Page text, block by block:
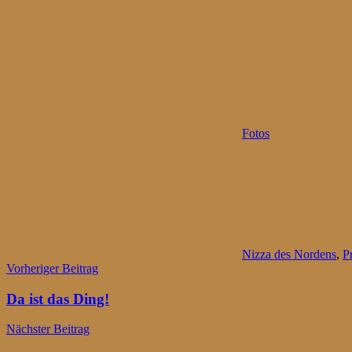
Fotos
Nizza des Nordens,
Beitragsnavigation
Vorheriger Beitrag
Da ist das Ding!
Nächster Beitrag